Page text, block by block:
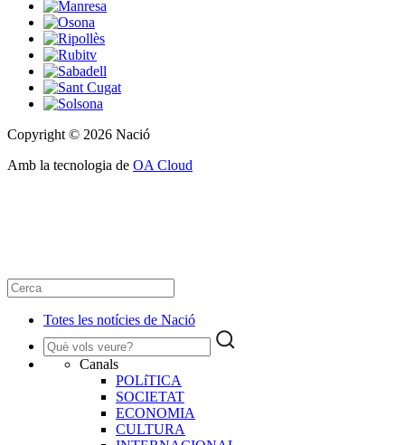
Copyright © 2026 Nació
Amb la tecnologia de OA Cloud
Totes les notícies de Nació
Canals
POLíTICA
SOCIETAT
ECONOMIA
CULTURA